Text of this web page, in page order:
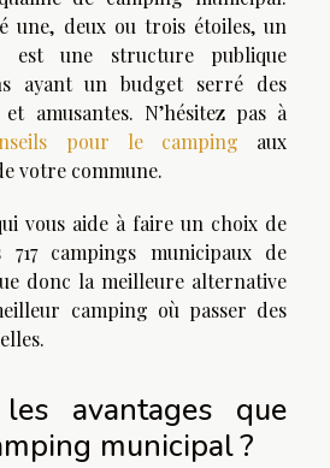
une, deux ou trois étoiles, un
est une structure publique
ayant un budget serré des
amusantes. N’hésitez pas à
pour le camping aux
votre commune.
vous aide à faire un choix de
campings municipaux de
donc la meilleure alternative
camping où passer des
avantages que
municipal ?